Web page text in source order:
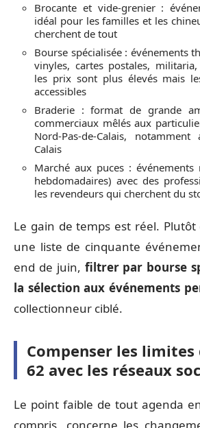
Brocante et vide-grenier :
idéal pour les familles et les
cherchent de tout
Bourse spécialisée : événements
vinyles, cartes postales,
les prix sont plus élevés mais
accessibles
Braderie : format de grande
commerciaux mêlés aux
Nord-Pas-de-Calais,
Calais
Marché aux puces : événements
hebdomadaires) avec des
les revendeurs qui cherchent du
Le gain de temps est réel.
une liste de cinquante
end de juin, filtrer par bourse
la sélection aux événements
collectionneur ciblé.
Compenser les limites
62 avec les réseaux
Le point faible de tout agenda